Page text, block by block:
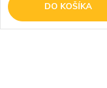
DO KOŠÍKA